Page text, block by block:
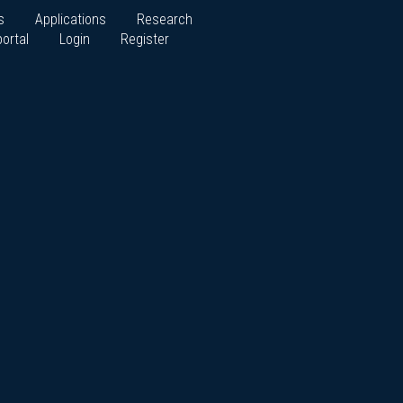
Applications
Research
Login Register